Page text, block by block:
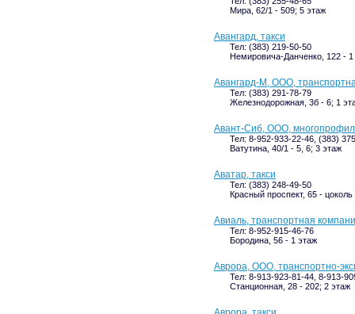
Мира, 62/1 - 509; 5 этаж
Авангард, такси
Тел: (383) 219-50-50
Немировича-Данченко, 122 - 1
Авангард-М, ООО,
Тел: (383) 291-78-79
Железнодорожная, 3б - 6; 1
Авант-Сиб, ООО,
Тел: 8-952-933-22-46, (383)
Ватутина, 40/1 - 5, 6; 3 этаж
Аватар, такси
Тел: (383) 248-49-50
Красный проспект, 65 - цоколь
Авиаль, транспортная
Тел: 8-952-915-46-76
Бородина, 56 - 1 этаж
Аврора, ООО, транспортно-
Тел: 8-913-923-81-44, 8-913-
Станционная, 28 - 202; 2 этаж